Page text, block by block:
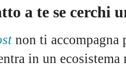
a te se cerchi
non ti accompagna
in un